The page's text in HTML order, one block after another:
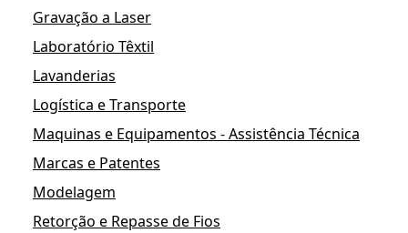
Gravação a Laser
Laboratório Têxtil
Lavanderias
Logística e Transporte
Maquinas e Equipamentos - Assistência Técnica
Marcas e Patentes
Modelagem
Retorção e Repasse de Fios